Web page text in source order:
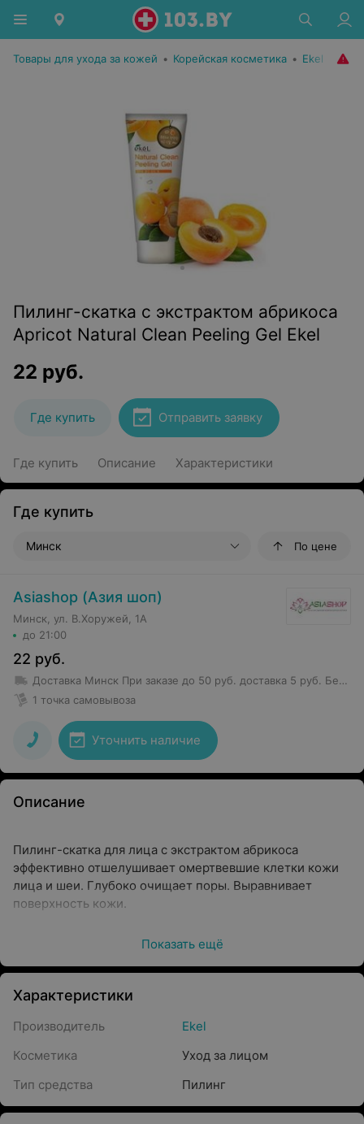
Товары для ухода за кожей • Корейская косметика • Ekel
Пилинг-скатка с экстрактом абрикоса
Apricot Natural Clean Peeling Gel Ekel
22 руб.
Где купить Отправить заявку
Где купить Описание Характеристики
Где купить
Минск По цене
Asiashop (Азия шоп)
Минск, ул. В.Хоружей, 1А
до 21:00
22 руб.
Доставка Минск При заказе до 50 руб. доставка 5 руб. Бесплатная доставка от 50 руб.
1 точка самовывоза
Уточнить наличие
Описание
Пилинг-скатка для лица с экстрактом абрикоса
эффективно отшелушивает омертвевшие клетки кожи
лица и шеи. Глубоко очищает поры. Выравнивает
поверхность кожи.
Экстракт абрикоса содержит сахар, декстрины,
пектиновые вещества и крахмал - увлажняющие
вещества продолжительного действия, способствуют
быстрому восстановлению баланса влаги в коже;
антиоксиданты (каротиноиды, флавоноиды и витамин С)
эффективно замедляют процесс преждевременного
Абрикос обладает успокаивающим воздействием на
кожу, предотвращает воспаления и появление прыщей
и высыпаний. Абрикос полезен как для чувствительной
Показать ещё
Характеристики
Производитель
Ekel
Косметика
Уход за лицом
Тип средства
Пилинг